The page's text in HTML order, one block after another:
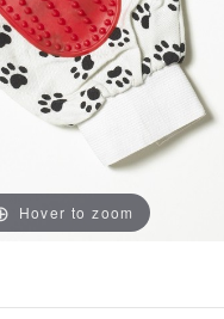
Hover to zoom